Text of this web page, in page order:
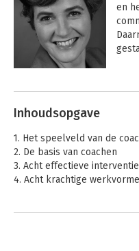
en
ziel'.
Andere boeken
Blankestijn
Inhoudsopgave
1. Het speelveld van de
2. De basis van coachen
3. Acht effectieve
4. Acht krachtige